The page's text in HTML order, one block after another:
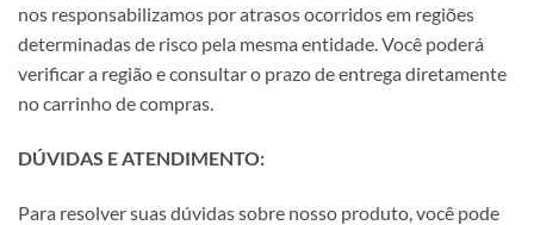
nos responsabilizamos por atrasos ocorridos em regiões
determinadas de risco pela mesma entidade. Você poderá
verificar a região e consultar o prazo de entrega diretamente
no carrinho de compras.
DÚVIDAS E ATENDIMENTO:
Para resolver suas dúvidas sobre nosso produto, você pode